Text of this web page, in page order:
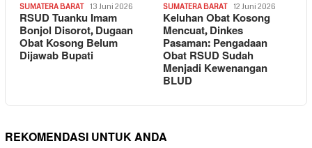
SUMATERA BARAT 13 Juni 2026
RSUD Tuanku Imam
Bonjol Disorot, Dugaan
Obat Kosong Belum
Dijawab Bupati
SUMATERA BARAT 12 Juni 2026
Keluhan Obat Kosong
Mencuat, Dinkes
Pasaman: Pengadaan
Obat RSUD Sudah
Menjadi Kewenangan
BLUD
REKOMENDASI UNTUK ANDA